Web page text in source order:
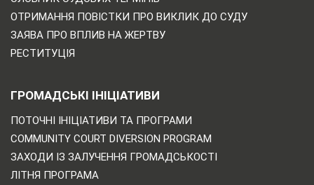
ОТРИМАННЯ ПОВІСТКИ ПРО ВИКЛИК ДО СУДУ
ЗАЯВА ПРО ВПЛИВ НА ЖЕРТВУ
РЕСТИТУЦІЯ
ГРОМАДСЬКІ ІНІЦІАТИВИ
ПОТОЧНІ ІНІЦІАТИВИ ТА ПРОГРАМИ
COMMUNITY COURT DIVERSION PROGRAM
ЗАХОДИ ІЗ ЗАЛУЧЕННЯ ГРОМАДСЬКОСТІ
ЛІТНЯ ПРОГРАМА